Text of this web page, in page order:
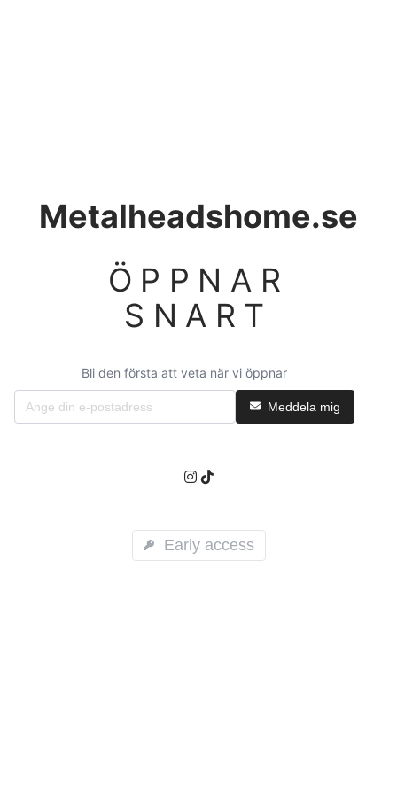
Metalheadshome.se
ÖPPNAR
SNART
Bli den första att veta när vi öppnar
Meddela mig
Early access